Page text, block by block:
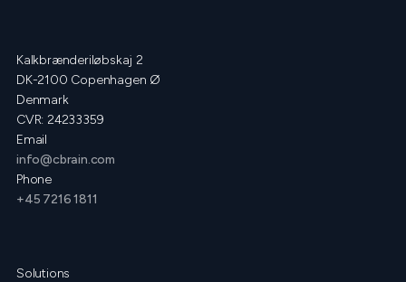
Kalkbrænderiløbskaj 2
DK-2100 Copenhagen Ø
Denmark
CVR: 24233359
Email
info@cbrain.com
Phone
+45 7216 1811
Solutions